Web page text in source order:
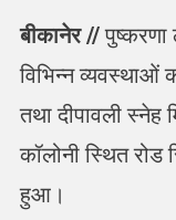
बीकानेर //
विभिन्न व्यवस्थाओं
तथा दीपावली स्नेह
कॉलोनी स्थित
हुआ।